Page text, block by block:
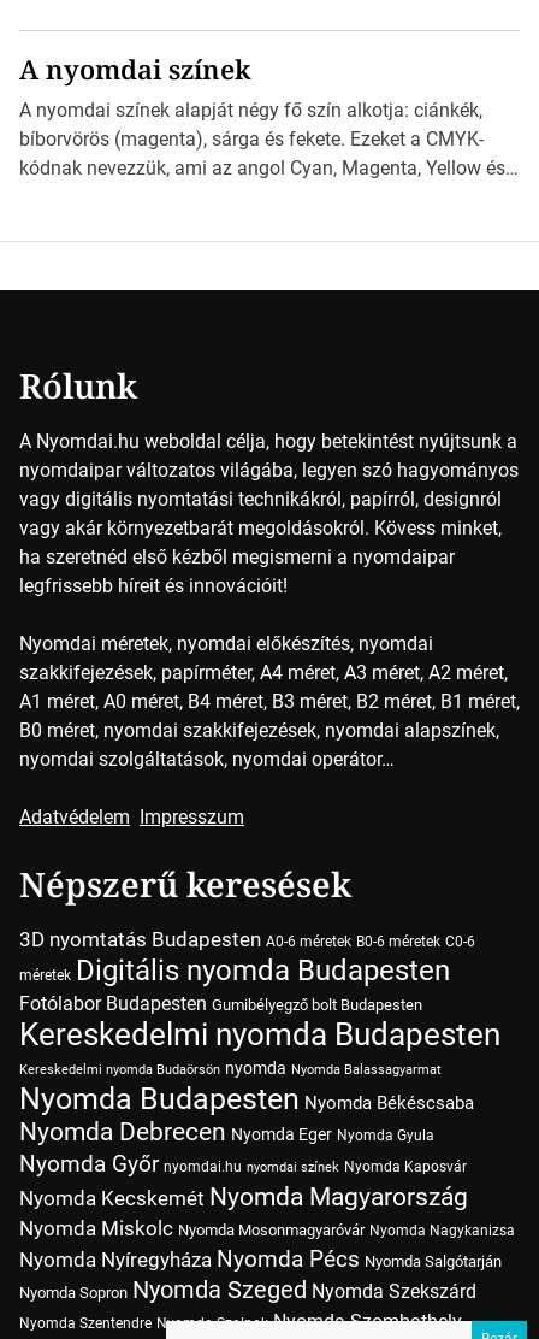
*Hirdetés Ebben a cikkben a papírméretek izgalmas
világába kalauzolunk el téged, hogy jobban megértsd,
milyen szempontok alapján érdemes választanod a
jövőben. Bevezetés a papírméretek világába A […]
A nyomdai színek
A nyomdai színek alapját négy fő szín alkotja: ciánkék,
bíborvörös (magenta), sárga és fekete. Ezeket a CMYK-
kódnak nevezzük, ami az angol Cyan, Magenta, Yellow és
Rólunk
A Nyomdai.hu weboldal célja, hogy betekintést nyújtsunk a
nyomdaipar változatos világába, legyen szó hagyományos
vagy digitális nyomtatási technikákról, papírról, designról
vagy akár környezetbarát megoldásokról. Kövess minket,
ha szeretnéd első kézből megismerni a nyomdaipar
legfrissebb híreit és innovációit!
Nyomdai méretek, nyomdai előkészítés, nyomdai
szakkifejezések, papírméter, A4 méret, A3 méret, A2 méret,
A1 méret, A0 méret, B4 méret, B3 méret, B2 méret, B1 méret,
B0 méret, nyomdai szakkifejezések, nyomdai alapszínek,
nyomdai szolgáltatások, nyomdai operátor…
Adatvédelem Impresszum
Népszerű keresések
3D nyomtatás Budapesten A0-6 méretek B0-6 méretek C0-6
méretek Digitális nyomda Budapesten
Fotólabor Budapesten Gumibélyegző bolt Budapesten
Kereskedelmi nyomda Budapesten
Kereskedelmi nyomda Budaörsön nyomda Nyomda Balassagyarmat
Nyomda Budapesten Nyomda Békéscsaba
Nyomda Debrecen Nyomda Eger Nyomda Gyula
Nyomda Győr nyomdai.hu nyomdai színek Nyomda Kaposvár
Nyomda Kecskemét Nyomda Magyarország
Nyomda Miskolc Nyomda Mosonmagyaróvár Nyomda Nagykanizsa
Nyomda Nyíregyháza Nyomda Pécs Nyomda Salgótarján
Nyomda Sopron Nyomda Szeged Nyomda Szekszárd
Nyomda Szentendre Nyomda Szolnok Nyomda Szombathely